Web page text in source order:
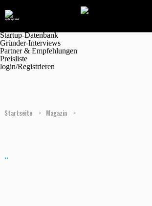
Marktplatz
Magazin
Startup-Datenbank
Gründer-Interviews
Partner & Empfehlungen
Preisliste
login/Registrieren
Startseite > Magazin >
..